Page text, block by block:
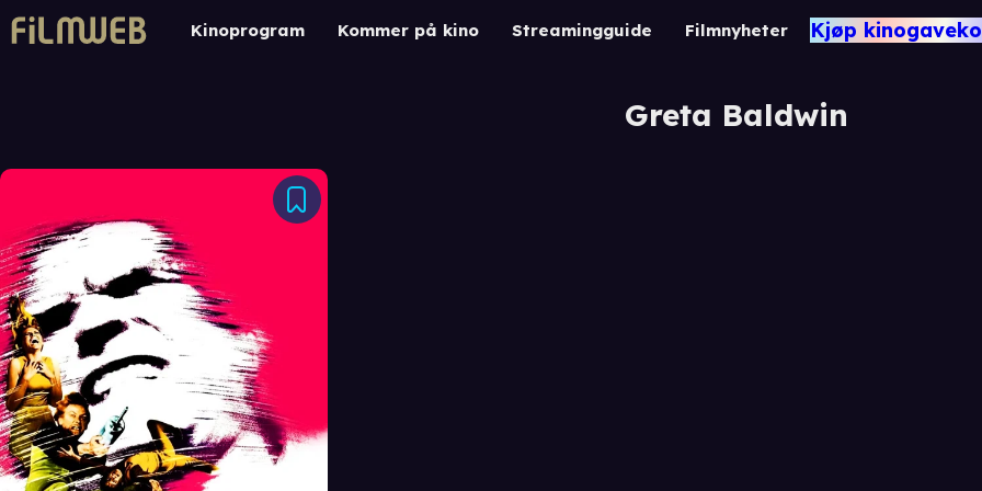
Kinoprogram Kommer på kino Streamingguide Filmnyheter Kjøp
Greta Baldwin